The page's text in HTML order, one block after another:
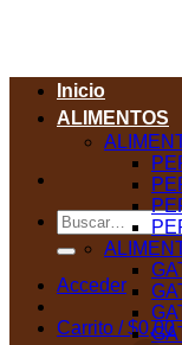
Buscar
por:
Acceder
Carrito /$0,00
Inicio
ALIMENTOS